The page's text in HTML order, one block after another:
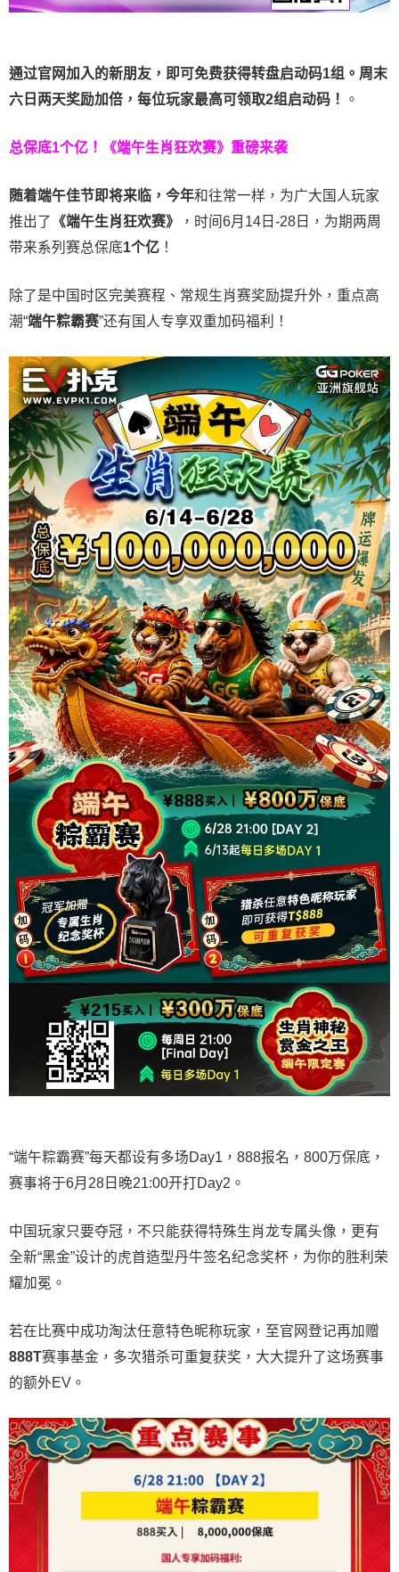
通过官网加入的新朋友，即可免费获得转盘启动码1组。周末
六日两天奖励加倍，每位玩家最高可领取2组启动码！
。
总保底1个亿！ 《端午生肖狂欢赛》重磅来袭
随着端午佳节即将来临，今年和往常一样，为广大国人玩家
推出了 《端午生肖狂欢赛》
，时间6月14日-28日，为期两周
带来系列赛总保底1个亿 ！
除了是中国时区完美赛程、常规生肖赛奖励提升外，重点高
潮“端午粽霸赛”还有国人专享双重加码福利！
“端午粽霸赛”每天都设有多场Day1，888报名，800万保底，
赛事将于6月28日晚21:00开打Day2。
中国玩家只要夺冠，不只能获得特殊生肖龙专属头像，更有
全新“黑金”设计的虎首造型丹牛签名纪念奖杯，为你的胜利荣
耀加冕。
若在比赛中成功淘汰任意特色昵称玩家，至官网登记再加赠
888T赛事基金，多次猎杀可重复获奖，大大提升了这场赛事
的额外EV。